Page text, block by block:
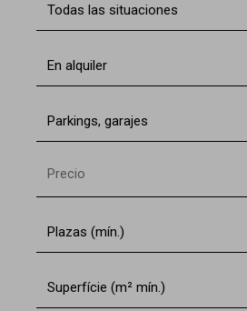
Todas las situaciones
En alquiler
Parkings, garajes
Precio
Plazas (mín.)
Superfície (m² mín.)